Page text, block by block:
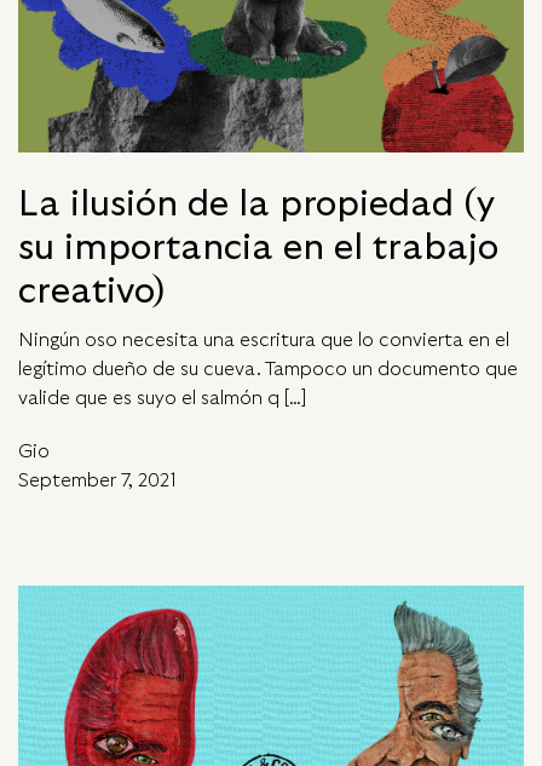
La ilusión de la propiedad (y
su importancia en el trabajo
creativo)
Ningún oso necesita una escritura que lo convierta en el
legítimo dueño de su cueva. Tampoco un documento que
valide que es suyo el salmón q […]
Gio
September 7, 2021